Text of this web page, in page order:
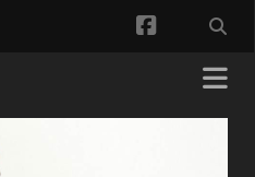
facebook